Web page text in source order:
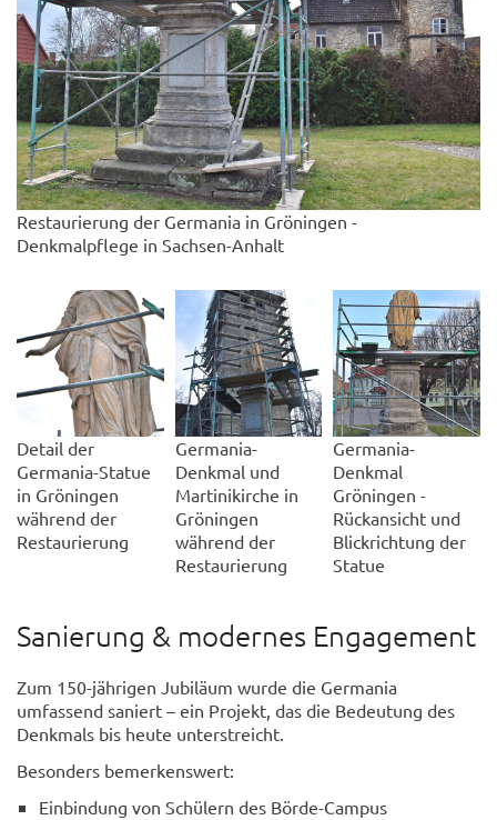
Restaurierung der Germania in Gröningen -
Denkmalpflege in Sachsen-Anhalt
Detail der
Germania-Statue
in Gröningen
während der
Restaurierung
Germania-
Denkmal und
Martinikirche in
Gröningen
während der
Restaurierung
Germania-
Denkmal
Gröningen -
Rückansicht und
Blickrichtung der
Statue
Sanierung & modernes Engagement
Zum 150-jährigen Jubiläum wurde die Germania
umfassend saniert – ein Projekt, das die Bedeutung des
Denkmals bis heute unterstreicht.
Besonders bemerkenswert:
Einbindung von Schülern des Börde-Campus